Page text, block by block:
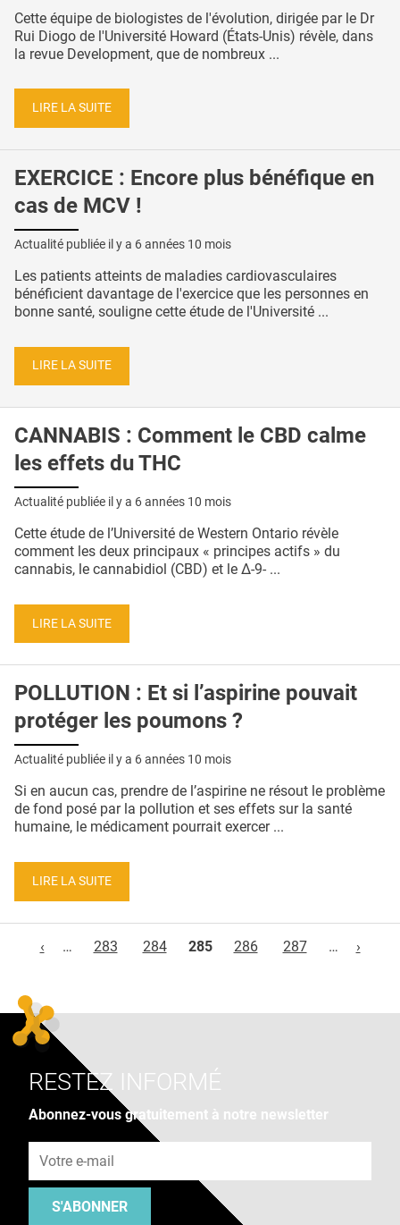
Cette équipe de biologistes de l'évolution, dirigée par le Dr
Rui Diogo de l'Université Howard (États-Unis) révèle, dans
la revue Development, que de nombreux ...
LIRE LA SUITE
EXERCICE : Encore plus bénéfique en
cas de MCV !
Actualité publiée il y a 6 années 10 mois
Les patients atteints de maladies cardiovasculaires
bénéficient davantage de l'exercice que les personnes en
bonne santé, souligne cette étude de l'Université ...
LIRE LA SUITE
CANNABIS : Comment le CBD calme
les effets du THC
Actualité publiée il y a 6 années 10 mois
Cette étude de l’Université de Western Ontario révèle
comment les deux principaux « principes actifs » du
cannabis, le cannabidiol (CBD) et le Δ-9- ...
LIRE LA SUITE
POLLUTION : Et si l’aspirine pouvait
protéger les poumons ?
Actualité publiée il y a 6 années 10 mois
Si en aucun cas, prendre de l’aspirine ne résout le problème
de fond posé par la pollution et ses effets sur la santé
humaine, le médicament pourrait exercer ...
LIRE LA SUITE
‹
… 283 284 285 286 287 … ›
RESTEZ INFORMÉ
Abonnez-vous gratuitement à notre newsletter
S'ABONNER